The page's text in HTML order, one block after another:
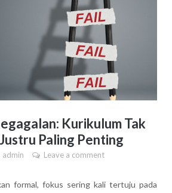
Kurikulum Tak
Paling Penting
admin Leave a comment
formal, fokus sering kali tertuju pada